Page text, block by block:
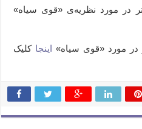
اینجا کلیک